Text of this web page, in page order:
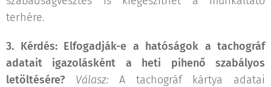
terhére.
3. Kérdés: Elfogadják-e a hatóságok a tachográf
adatait igazolásként a heti pihenő szabályos
letöltésére?
Válasz: A tachográf kártya adatai